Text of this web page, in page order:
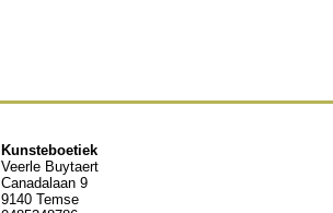
Kunsteboetiek
Veerle Buytaert
Canadalaan 9
9140 Temse